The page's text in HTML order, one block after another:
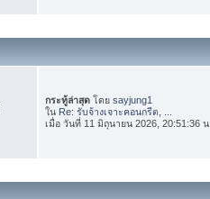
กระทู้ล่าสุด โดยsayjung1
ใน Re: รับจ้างเจาะคอนกรีต, ...
เมื่อ วันที่ 11 มิถุนายน 2026, 20:51:36 น.